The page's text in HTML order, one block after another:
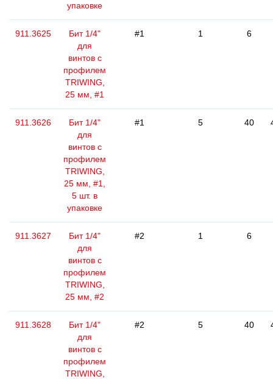
упаковке
911.3625
Бит 1/4"
для
винтов с
профилем
TRIWING,
25 мм, #1
#1 1 6
911.3626
Бит 1/4"
для
винтов с
профилем
TRIWING,
25 мм, #1,
5 шт. в
упаковке
#1 5 40
911.3627
Бит 1/4"
для
винтов с
профилем
TRIWING,
25 мм, #2
#2 1 6
911.3628
Бит 1/4"
для
винтов с
профилем
TRIWING,
#2 5 40